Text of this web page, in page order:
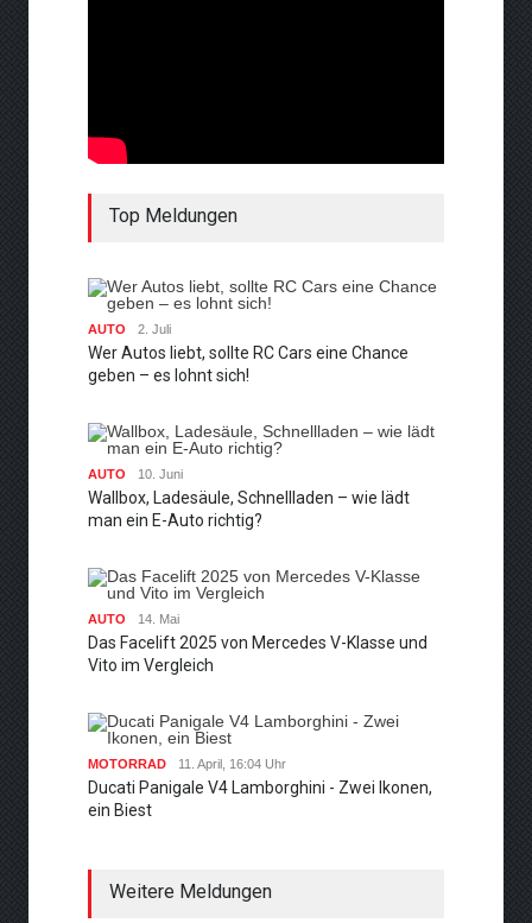
Top Meldungen
AUTO 2. Juli
Wer Autos liebt, sollte RC Cars eine Chance
geben – es lohnt sich!
AUTO 10. Juni
Wallbox, Ladesäule, Schnellladen – wie lädt
man ein E-Auto richtig?
AUTO 14. Mai
Das Facelift 2025 von Mercedes V-Klasse und
Vito im Vergleich
MOTORRAD 11. April, 16:04 Uhr
Ducati Panigale V4 Lamborghini - Zwei Ikonen,
ein Biest
Weitere Meldungen